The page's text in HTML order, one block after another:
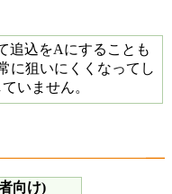
追込をAにすることも
に狙いにくくなってし
いません。
向け)